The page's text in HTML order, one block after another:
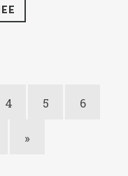
4 5 6
»